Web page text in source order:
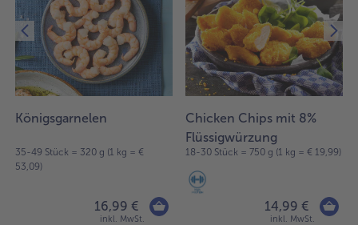
Königsgarnelen
35-49 Stück = 320 g (1 kg = €
53,09)
16,99 €
inkl. MwSt.
Chicken Chips mit 8%
Flüssigwürzung
18-30 Stück = 750 g (1 kg = € 19,99)
14,99 €
inkl. MwSt.